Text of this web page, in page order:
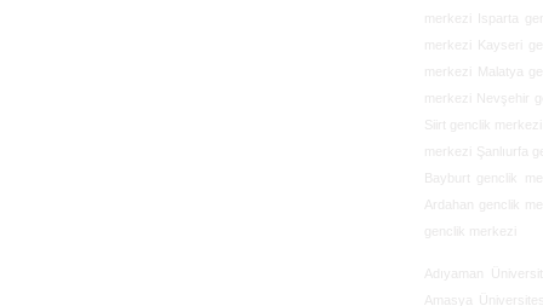
merkezi Isparta
merkezi Kayseri
merkezi Malatya
merkezi Nevşehir
Siirt genclik
merkezi Şanlıurfa
Bayburt genclik
Ardahan genclik
genclik merkezi
Adıyaman
Amasya